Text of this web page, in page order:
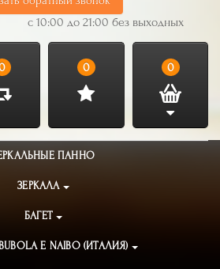
с 10:00 до 21:00 без выходных
0 0
ПАННО
ЗЕРКАЛА
БАГЕТ
E NAIBO (ИТАЛИЯ)